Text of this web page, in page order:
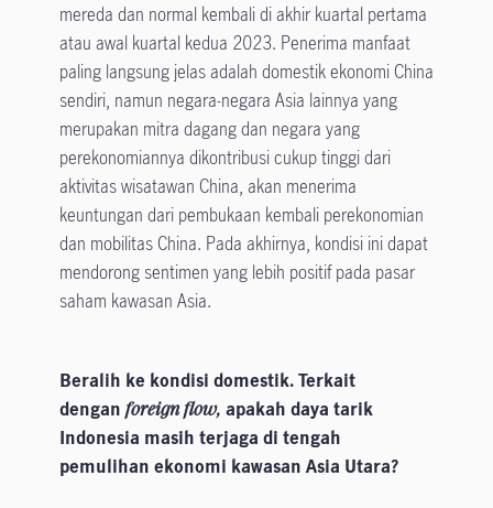
mereda dan normal kembali di akhir kuartal pertama
atau awal kuartal kedua 2023. Penerima manfaat
paling langsung jelas adalah domestik ekonomi China
sendiri, namun negara-negara Asia lainnya yang
merupakan mitra dagang dan negara yang
perekonomiannya dikontribusi cukup tinggi dari
aktivitas wisatawan China, akan menerima
keuntungan dari pembukaan kembali perekonomian
dan mobilitas China. Pada akhirnya, kondisi ini dapat
mendorong sentimen yang lebih positif pada pasar
saham kawasan Asia.
Beralih ke kondisi domestik. Terkait
dengan foreign flow, apakah daya tarik
Indonesia masih terjaga di tengah
pemulihan ekonomi kawasan Asia Utara?